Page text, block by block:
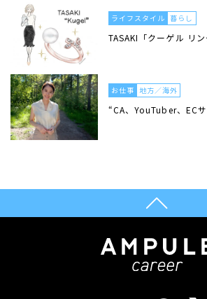
ライフスタイル 暮らし
TASAKI「クーゲル リ
お仕事 地方／海外
“CA、YouTuber、EC